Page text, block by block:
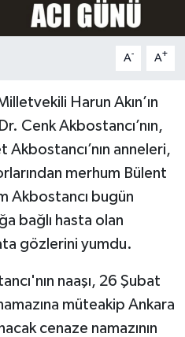
A- A+
Harun Akın’ın
Cenk Akbostancı’nın,
anneleri,
merhum Bülent
Akbostancı bugün
bağlı hasta olan
gözlerini yumdu.
naaşı, 26 Şubat
müteakip Ankara
cenaze namazının